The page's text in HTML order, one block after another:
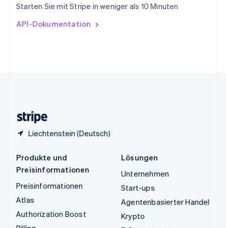
Starten Sie mit Stripe in weniger als 10 Minuten
API-Dokumentation
Liechtenstein (Deutsch)
English
English
Produkte und
Preisinformationen
Preisinformationen
Atlas
Authorization Boost
Lösungen
Unternehmen
Start-ups
Agentenbasierter Handel
Krypto